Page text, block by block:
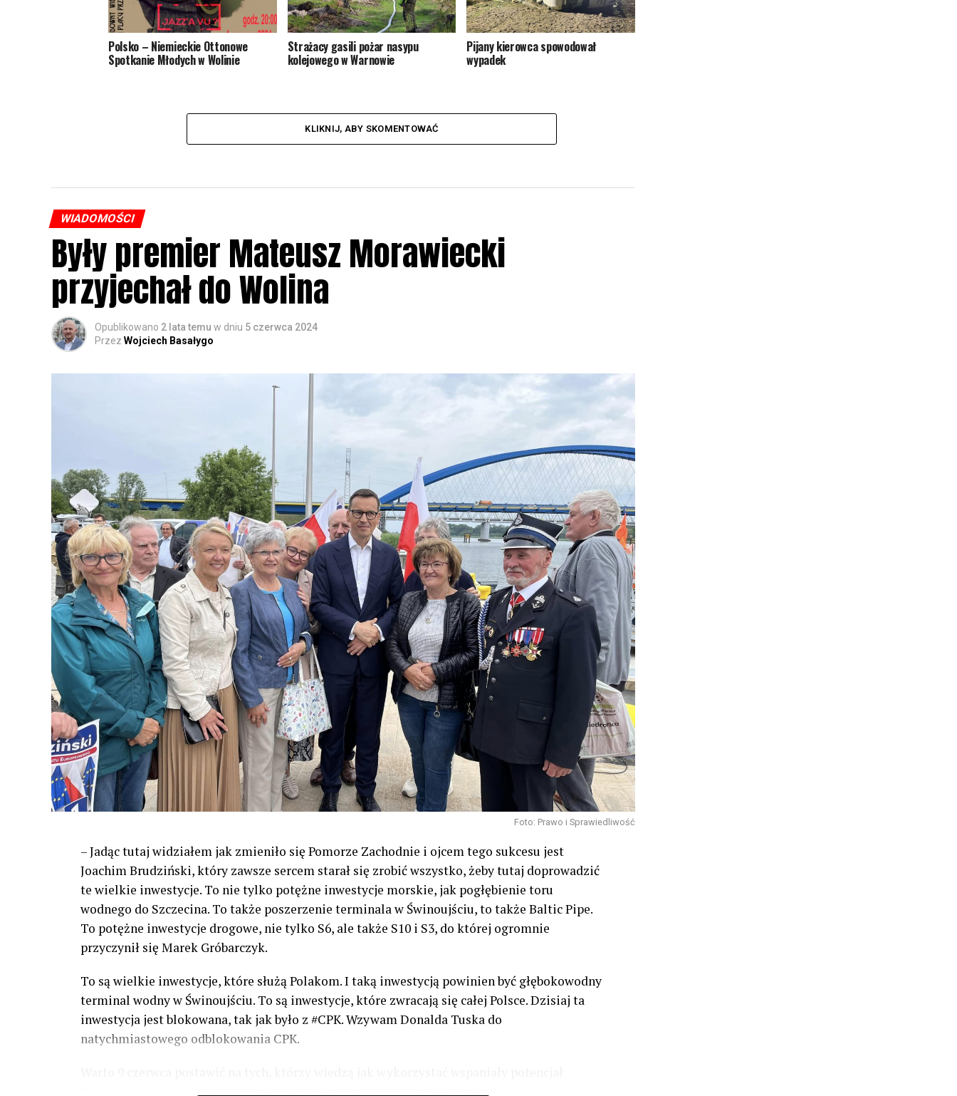
Polsko – Niemieckie Ottonowe
Spotkanie Młodych w Wolinie
Strażacy gasili pożar nasypu
kolejowego w Warnowie
Pijany kierowca spowodował
wypadek
KLIKNIJ, ABY SKOMENTOWAĆ
WIADOMOŚCI
Były premier Mateusz Morawiecki
przyjechał do Wolina
Opublikowano 2 lata temu w dniu 5 czerwca 2024
Przez Wojciech Basałygo
Foto: Prawo i Sprawiedliwość
– Jadąc tutaj widziałem jak zmieniło się Pomorze Zachodnie i ojcem tego sukcesu jest
Joachim Brudziński, który zawsze sercem starał się zrobić wszystko, żeby tutaj doprowadzić
te wielkie inwestycje. To nie tylko potężne inwestycje morskie, jak pogłębienie toru
wodnego do Szczecina. To także poszerzenie terminala w Świnoujściu, to także Baltic Pipe.
To potężne inwestycje drogowe, nie tylko S6, ale także S10 i S3, do której ogromnie
przyczynił się Marek Gróbarczyk.
To są wielkie inwestycje, które służą Polakom. I taką inwestycją powinien być głębokowodny
terminal wodny w Świnoujściu. To są inwestycje, które zwracają się całej Polsce. Dzisiaj ta
inwestycja jest blokowana, tak jak było z #CPK. Wzywam Donalda Tuska do
natychmiastowego odblokowania CPK.
Zachodniego Pomorza, o którym śp. Lech Kaczyński powiedział, że jest naszą racją stanu.